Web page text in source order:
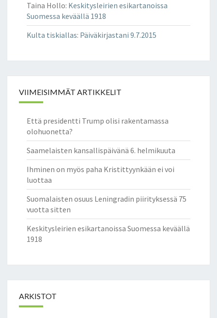
Taina Hollo: Keskitysleirien esikartanoissa
Suomessa keväällä 1918
Kulta tiskiallas: Päiväkirjastani 9.7.2015
VIIMEISIMMÄT ARTIKKELIT
Että presidentti Trump olisi rakentamassa
olohuonetta?
Saamelaisten kansallispäivänä 6. helmikuuta
Ihminen on myös paha Kristittyynkään ei voi
luottaa
Suomalaisten osuus Leningradin piirityksessä 75
vuotta sitten
Keskitysleirien esikartanoissa Suomessa keväällä
1918
ARKISTOT